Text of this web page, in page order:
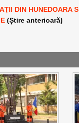
DIN HUNEDOARA
(Știre anterioară)